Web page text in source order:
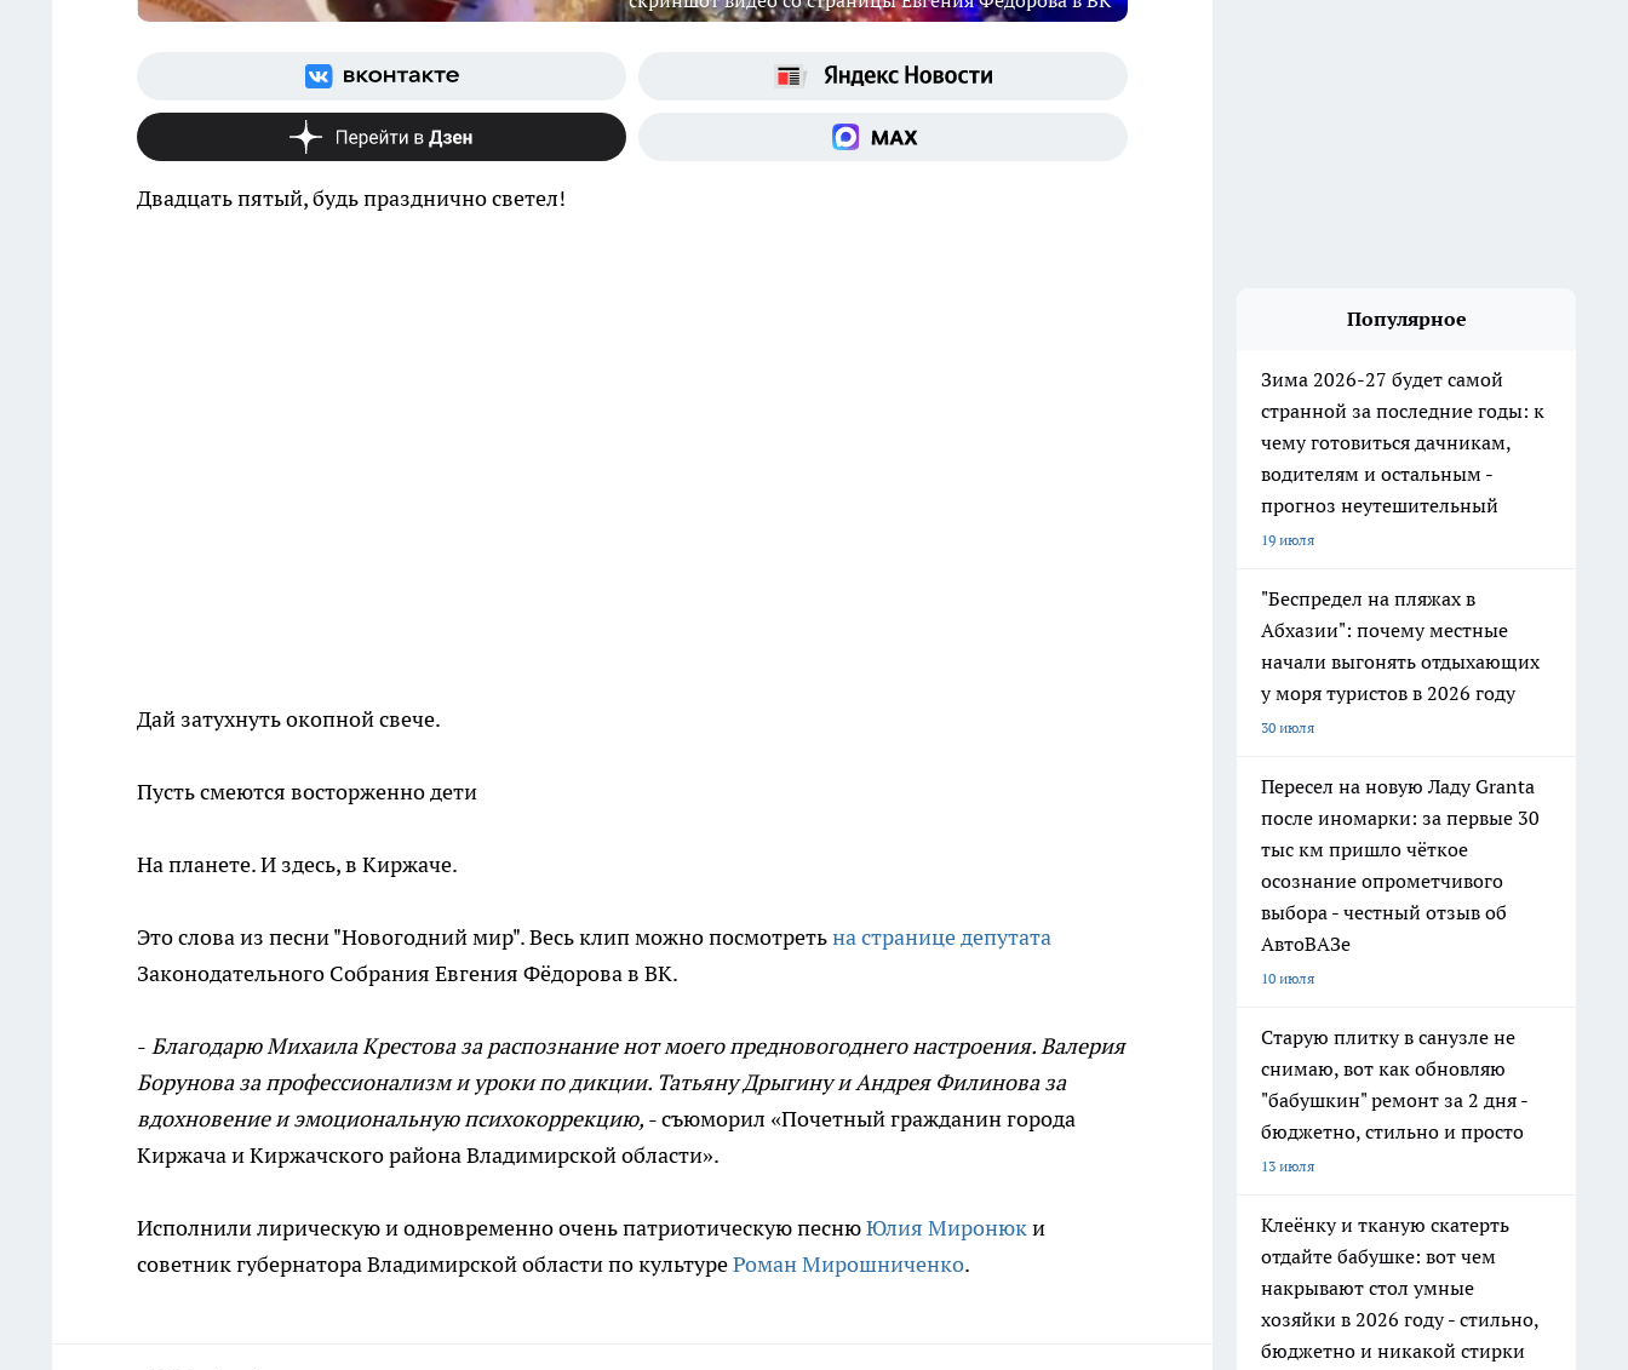
Двадцать пятый, будь празднично светел!
Дай затухнуть окопной свече.
Пусть смеются восторженно дети
На планете. И здесь, в Киржаче.
Это слова из песни "Новогодний мир". Весь клип можно посмотретьна странице депутата
Законодательного Собрания Евгения Фёдорова в ВК.
- Благодарю Михаила Крестова за распознание нот моего предновогоднего настроения. Валерия
Борунова за профессионализм и уроки по дикции. Татьяну Дрыгину и Андрея Филинова за
вдохновение и эмоциональную психокоррекцию, - съюморил «Почетный гражданин города
Киржача и Киржачского района Владимирской области».
Исполнили лирическую и одновременно очень патриотическую песнюЮлия Миронюки
советник губернатора Владимирской области по культуреРоман Мирошниченко.
Популярное
Зима 2026-27 будет самой
странной за последние годы: к
чему готовиться дачникам,
водителям и остальным -
прогноз неутешительный
19 июля
"Беспредел на пляжах в
Абхазии": почему местные
начали выгонять отдыхающих
у моря туристов в 2026 году
30 июля
Пересел на новую Ладу Granta
после иномарки: за первые 30
тыс км пришло чёткое
осознание опрометчивого
выбора - честный отзыв об
АвтоВАЗе
10 июля
Старую плитку в санузле не
снимаю, вот как обновляю
"бабушкин" ремонт за 2 дня -
бюджетно, стильно и просто
13 июля
Клеёнку и тканую скатерть
отдайте бабушке: вот чем
накрывают стол умные
хозяйки в 2026 году - стильно,
бюджетно и никакой стирки